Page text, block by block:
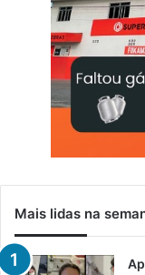
Mais lidas na